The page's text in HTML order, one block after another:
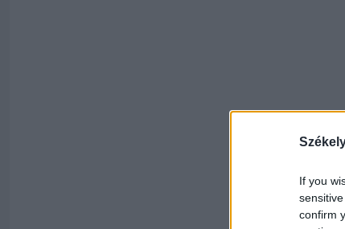
If you
confirm